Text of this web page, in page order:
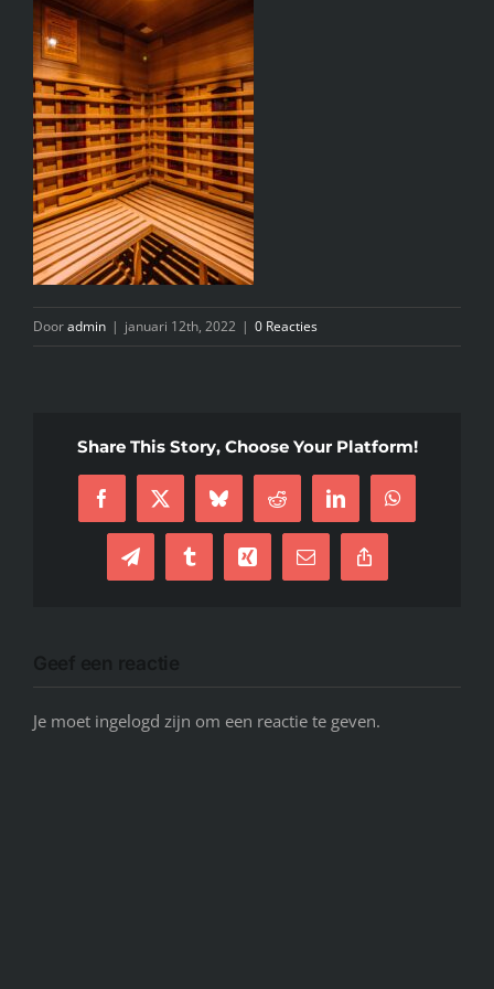
INFO
KIDS SPA PARTY
GIFTCARD
CONTACT
Dooradmin | januari 12th, 2022 | 0 Reacties
Share This Story, Choose Your Platform!
Facebook
X BlueskyReddit LinkedInWhatsApp
TelegramTumblrXing
E-
mail
Copy
Link
Je moet ingelogd zijn om een reactie te geven.